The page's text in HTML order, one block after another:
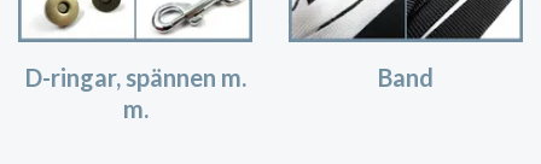
D-ringar, spännen m.
m.
Band